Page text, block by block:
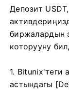
Депозит
биржалардын
которууну
1. Bitunix'теги
астындагы